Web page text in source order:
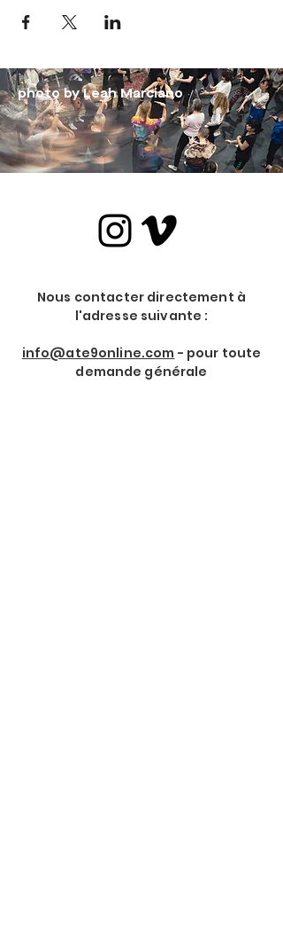
photo by Leah Marciano
Nous contacter directement à
l'adresse suivante :
info@ate9online.com - pour toute
demande générale